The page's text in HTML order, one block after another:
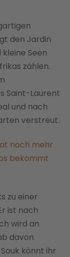
den Jardin
Seen
zählen.
Saint-Laurent
und nach
verstreut.
noch mehr
bekommt
zu einer
ist nach
wird an
davon
könnt ihr